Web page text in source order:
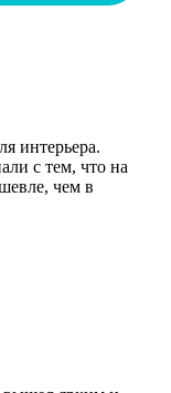
интерьера.
с тем, что на
чем в